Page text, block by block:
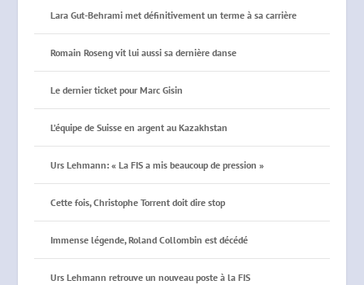
Lara Gut-Behrami met définitivement un terme à sa carrière
Romain Roseng vit lui aussi sa dernière danse
Le dernier ticket pour Marc Gisin
L’équipe de Suisse en argent au Kazakhstan
Urs Lehmann: « La FIS a mis beaucoup de pression »
Cette fois, Christophe Torrent doit dire stop
Immense légende, Roland Collombin est décédé
Urs Lehmann retrouve un nouveau poste à la FIS